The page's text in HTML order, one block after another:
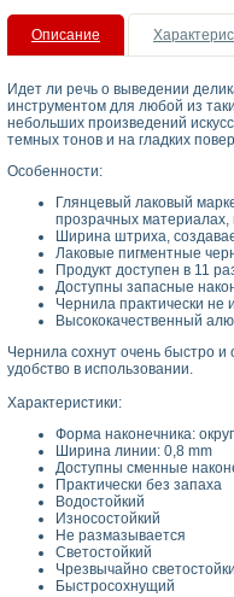
Описание
Идет ли речь о выведении
инструментом для любой из
небольших произведений
темных тонов и на гладких
Особенности:
Глянцевый лаковый
прозрачных материалах,
Ширина штриха,
Лаковые пигментные
Продукт доступен в 11
Доступны запасные
Чернила практически не
Высококачественный
Чернила сохнут очень быстро и
удобство в использовании.
Характеристики:
Форма наконечника:
Ширина линии: 0,8 mm
Доступны сменные
Практически без запаха
Водостойкий
Износостойкий
Не размазывается
Светостойкий
Чрезвычайно
Быстросохнущий